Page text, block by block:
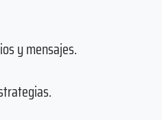
y mensajes.